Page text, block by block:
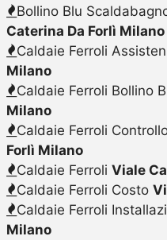
Bollino Blu
Caterina Da Forlì Milano
Caldaie Ferroli
Milano
Caldaie Ferroli Bollino
Milano
Caldaie Ferroli
Forlì Milano
Caldaie Ferroli Viale
Caldaie Ferroli Costo
Caldaie Ferroli
Milano